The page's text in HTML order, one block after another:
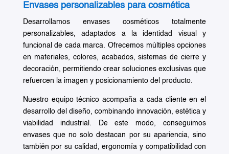
Envases personalizables para cosmética
Desarrollamos envases cosméticos totalmente
personalizables, adaptados a la identidad visual y
funcional de cada marca. Ofrecemos múltiples opciones
en materiales, colores, acabados, sistemas de cierre y
decoración, permitiendo crear soluciones exclusivas que
refuercen la imagen y posicionamiento del producto.
Nuestro equipo técnico acompaña a cada cliente en el
desarrollo del diseño, combinando innovación, estética y
viabilidad industrial. De este modo, conseguimos
envases que no solo destacan por su apariencia, sino
también por su calidad, ergonomía y compatibilidad con